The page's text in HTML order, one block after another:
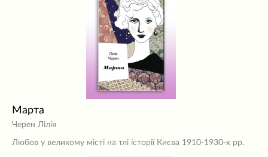
Марта
Черен Лілія
Любов у великому місті на тлі історії Києва 1910-1930-х рр.